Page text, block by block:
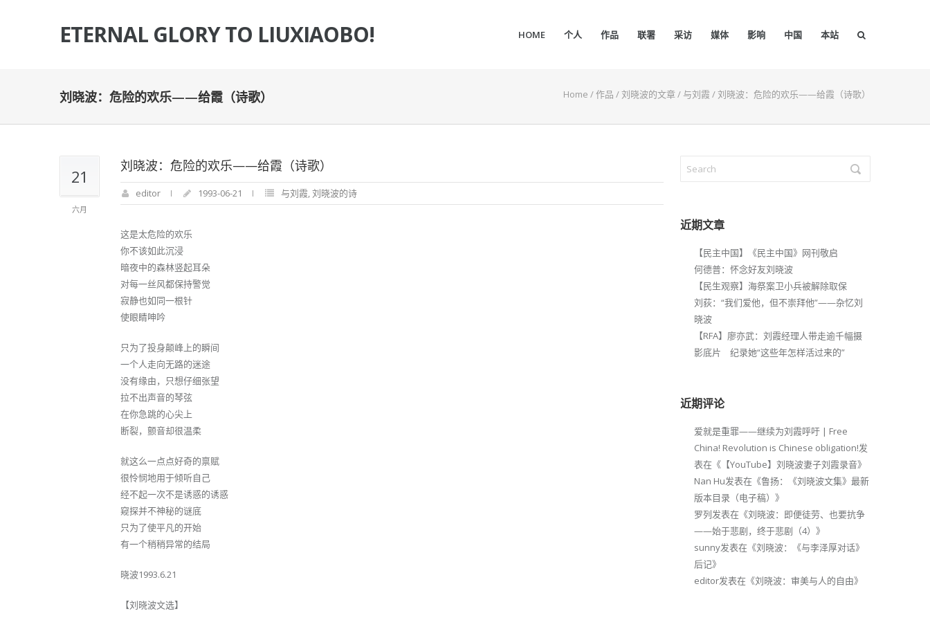
ETERNAL GLORY TO LIUXIAOBO! HOME 个人 作品 联署 采访 媒体 影响 中国 本站
刘晓波：危险的欢乐——给霞（诗歌） Home /作品 /刘晓波的文章/ 与刘霞 /刘晓波：危险的欢乐——给霞（诗歌）
21
六月
刘晓波：危险的欢乐——给霞（诗歌）
editor 1993-06-21 与刘霞,刘晓波的诗
这是太危险的欢乐
你不该如此沉浸
暗夜中的森林竖起耳朵
对每一丝风都保持警觉
寂静也如同一根针
使眼睛呻吟
只为了投身颠峰上的瞬间
一个人走向无路的迷途
没有缘由，只想仔细张望
拉不出声音的琴弦
在你急跳的心尖上
断裂，颤音却很温柔
就这么一点点好奇的禀赋
很怜悯地用于倾听自己
经不起一次不是诱惑的诱惑
窥探并不神秘的谜底
只为了使平凡的开始
有一个稍稍异常的结局
晓波1993.6.21
【刘晓波文选】
近期文章
【民主中国】《民主中国》网刊敬启
何德普：怀念好友刘晓波
【民生观察】海祭案卫小兵被解除取保
刘荻：“我们爱他，但不崇拜他”——杂忆刘
晓波
【RFA】廖亦武：刘霞经理人带走逾千幅摄
影底片 纪录她“这些年怎样活过来的”
近期评论
爱就是重罪——继续为刘霞呼吁 | Free
China! Revolution is Chinese obligation!发
表在《【YouTube】刘晓波妻子刘霞录音》
Nan Hu发表在《鲁扬：《刘晓波文集》最新
版本目录（电子稿） 》
罗列发表在《刘晓波：即便徒劳、也要抗争
——始于悲剧，终于悲剧（4） 》
sunny发表在《刘晓波：《与李泽厚对话》
后记》
editor发表在《刘晓波：审美与人的自由》